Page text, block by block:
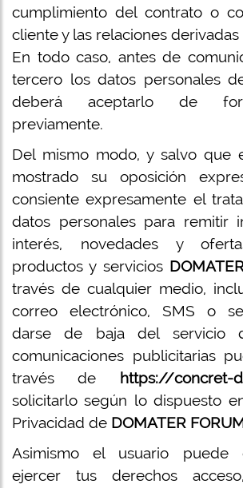
cumplimiento del contrato o
cliente y las relaciones
En todo caso, antes de
tercero los datos personales
deberá aceptarlo de
previamente.
Del mismo modo, y salvo que
mostrado su oposición
consiente expresamente el
datos personales para remitir
interés, novedades y
productos y servicios
través de cualquier medio,
correo electrónico, SMS o
darse de baja del servicio
comunicaciones publicitarias
través de https://concret-
solicitarlo según lo dispuesto
Privacidad de DOMATER
Asimismo el usuario puede
ejercer tus derechos